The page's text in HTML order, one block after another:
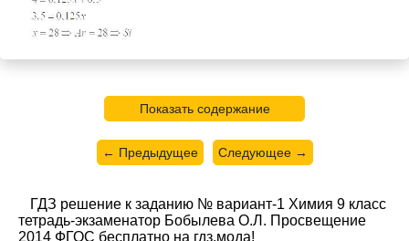
Показать содержание
← Предыдущее Следующее →
ГДЗ решение к заданию № вариант-1 Химия 9 класс
тетрадь-экзаменатор Бобылева О.Л. Просвещение
2014 ФГОС бесплатно на гдз.мода!